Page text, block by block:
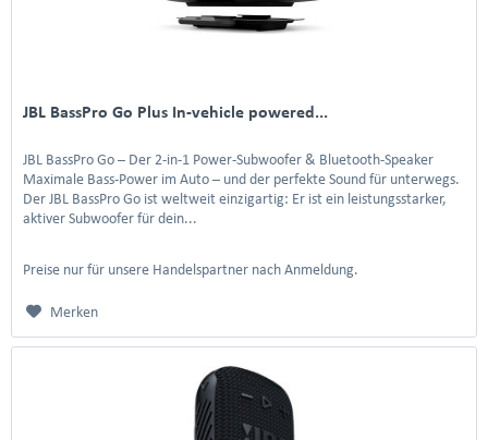
JBL BassPro Go Plus In-vehicle powered...
JBL BassPro Go – Der 2-in-1 Power-Subwoofer & Bluetooth-Speaker
Maximale Bass-Power im Auto – und der perfekte Sound für unterwegs.
Der JBL BassPro Go ist weltweit einzigartig: Er ist ein leistungsstarker,
aktiver Subwoofer für dein...
Preise nur für unsere Handelspartner nach Anmeldung.
Merken